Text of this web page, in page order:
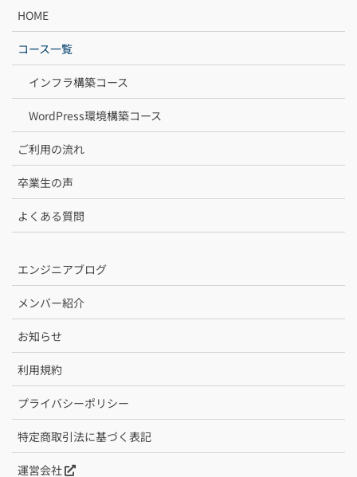
HOME
コース一覧
インフラ構築コース
WordPress環境構築コース
ご利用の流れ
卒業生の声
よくある質問
エンジニアブログ
メンバー紹介
お知らせ
利用規約
プライバシーポリシー
特定商取引法に基づく表記
運営会社